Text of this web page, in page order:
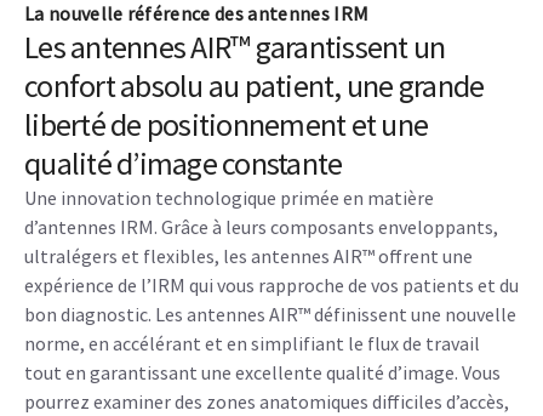
La nouvelle référence des antennes IRM
Les antennes AIR™ garantissent un
confort absolu au patient, une grande
liberté de positionnement et une
qualité d’image constante
Une innovation technologique primée en matière
d’antennes IRM. Grâce à leurs composants enveloppants,
ultralégers et flexibles, les antennes AIR™ offrent une
expérience de l’IRM qui vous rapproche de vos patients et du
bon diagnostic. Les antennes AIR™ définissent une nouvelle
norme, en accélérant et en simplifiant le flux de travail
tout en garantissant une excellente qualité d’image. Vous
pourrez examiner des zones anatomiques difficiles d’accès,